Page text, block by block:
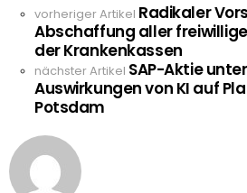
See
more
vorheriger Artikel Radikaler
Abschaffung aller
der Krankenkassen
nächster Artikel SAP-Aktie
Auswirkungen von KI auf
Potsdam